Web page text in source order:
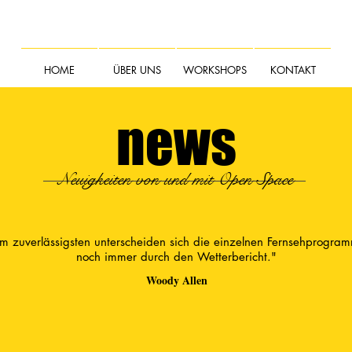
HOME ÜBER UNS WORKSHOPS KONTAKT
news
Neuigkeiten von und mit Open Space
zuverlässigsten unterscheiden sich die einzelnen
noch immer durch den Wetterbericht."
Woody Allen